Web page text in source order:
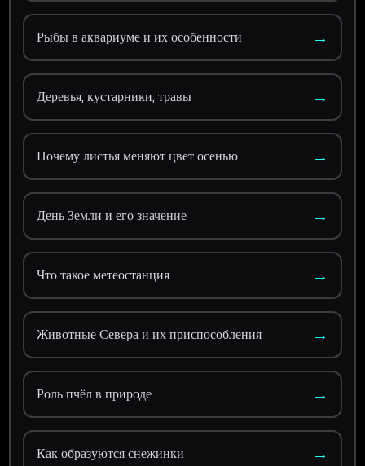
Рыбы в аквариуме и их особенности →
Деревья, кустарники, травы →
Почему листья меняют цвет осенью →
День Земли и его значение →
Что такое метеостанция →
Животные Севера и их приспособления →
Роль пчёл в природе →
Как образуются снежинки →